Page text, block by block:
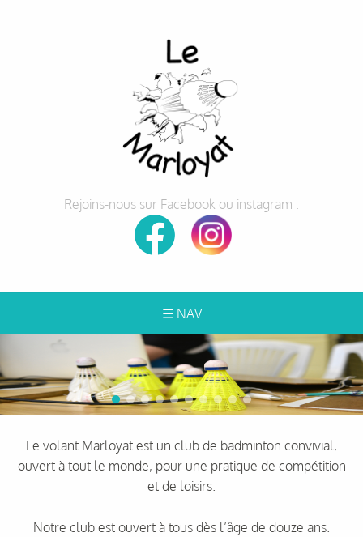
Rejoins-nous sur Facebook ou instagram :
☰ NAV
Le volant Marloyat est un club de badminton convivial,
ouvert à tout le monde, pour une pratique de compétition
et de loisirs.
Notre club est ouvert à tous dès l’âge de douze ans.